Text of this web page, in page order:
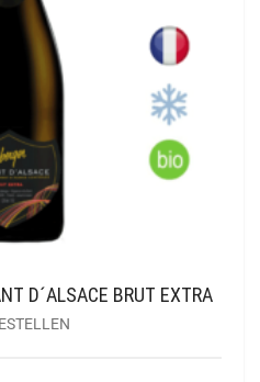
D´ALSACE BRUT EXTRA